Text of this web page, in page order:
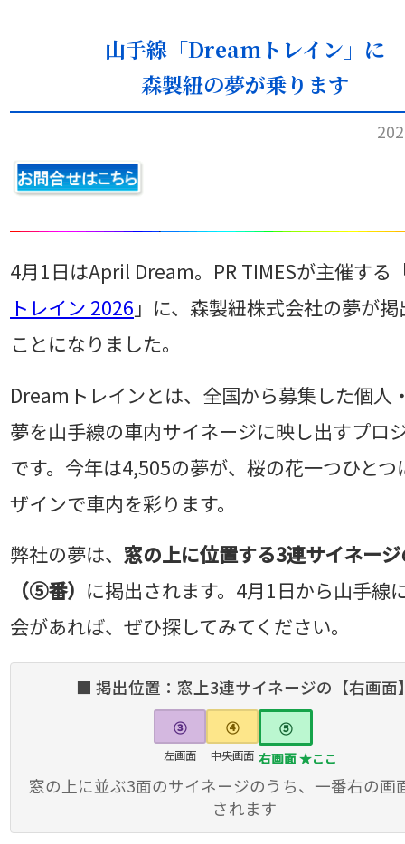
山手線「Dreamトレイン」に
森製紐の夢が乗ります
4月1日はApril Dream。PR TIMESが主催する
トレイン 2026 」に、森製紐株式会社の夢が
ことになりました。
Dreamトレインとは、全国から募集した個人
夢を山手線の車内サイネージに映し出すプロ
です。今年は4,505の夢が、桜の花一つひとつ
ザインで車内を彩ります。
弊社の夢は、 窓の上に位置する3連サイネー
（⑤番） に掲出されます。4月1日から山手線
会があれば、ぜひ探してみてください。
■ 掲出位置：窓上3連サイネージの【右画面
③
左画面
④
中央画面
⑤
右画面 ★ここ
窓の上に並ぶ3面のサイネージのうち、一番右の画
されます